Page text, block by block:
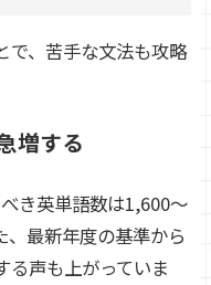
で、苦手な文法も攻略
増する
き英単語数は1,600～
最新年度の基準から
る声も上がっていま